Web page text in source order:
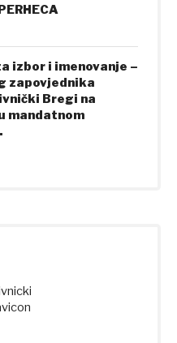
izbor i imenovanje –
zapovjednika
Bregi na
mandatnom